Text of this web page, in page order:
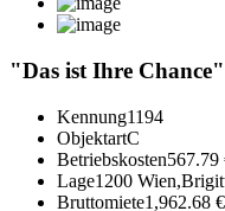
"Das ist Ihre Chance"
Kennung1194
ObjektartC
Betriebskosten567.79
Lage1200
Bruttomiete1,962.68 €